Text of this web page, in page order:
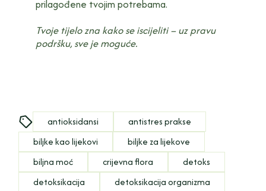
prilagođene tvojim potrebama.
Tvoje tijelo zna kako se iscijeliti – uz pravu
podršku, sve je moguće.
antioksidansi
antistres prakse
biljke kao lijekovi
biljke za lijekove
biljna moć
crijevna flora
detoks
detoksikacija
detoksikacija organizma